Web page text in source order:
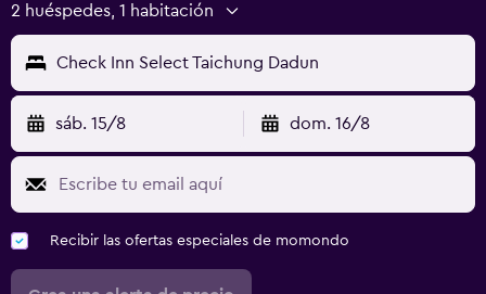
2 huéspedes, 1 habitación
Check Inn Select Taichung Dadun
sáb. 15/8 dom. 16/8
Recibir las ofertas especiales de momondo